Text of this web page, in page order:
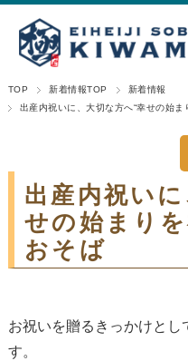
TOP 新着情報TOP
新着情報
出産内祝いに、大切な方へ“幸せの始ま
出産内祝い
せの始まり
おそば
お祝いを贈るきっかけと
す。